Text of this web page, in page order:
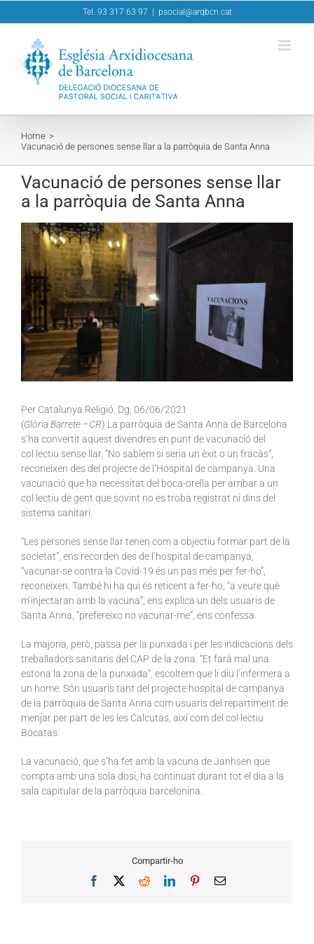
to
Tel. 93 317 63 97 psocial@arqbcn.cat
Home
Vacunació de persones sense llar a la parròquia de Santa Anna
Vacunació de persones sense llar
a la parròquia de Santa Anna
View
Larger
Per Catalunya Religió. Dg, 06/06/2021
(Glòria Barrete –CR) La parròquia de Santa Anna de Barcelona
s’ha convertit aquest divendres en punt de vacunació del
col·lectiu sense llar. “No sabíem si seria un èxit o un fracàs”,
reconeixen des del projecte de l’Hospital de campanya. Una
vacunació que ha necessitat del boca-orella per arribar a un
col·lectiu de gent que sovint no es troba registrat ni dins del
sistema sanitari.
“Les persones sense llar tenen com a objectiu formar part de la
societat”, ens recorden des de l’hospital de campanya,
“vacunar-se contra la Covid-19 és un pas més per fer-ho”,
reconeixen. També hi ha qui és reticent a fer-ho, “a veure què
m’injectaran amb la vacuna”, ens explica un dels usuaris de
Santa Anna, “prefereixo no vacunar-me”, ens confessa.
La majoria, però, passa per la punxada i per les indicacions dels
treballadors sanitaris del CAP de la zona. “Et farà mal una
estona la zona de la punxada”, escoltem que li diu l’infermera a
un home. Són usuaris tant del projecte hospital de campanya
de la parròquia de Santa Anna com usuaris del repartiment de
menjar per part de les les Calcutas, així com del col·lectiu
Bocatas.
La vacunació, que s’ha fet amb la vacuna de Janhsen que
compta amb una sola dosi, ha continuat durant tot el dia a la
sala capitular de la parròquia barcelonina.
Compartir-ho
Facebook RedditLinkedInPinterestEmail